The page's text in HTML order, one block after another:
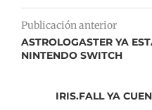
Publicación anterior
ASTROLOGASTER YA
NINTENDO SWITCH
IRIS.FALL YA